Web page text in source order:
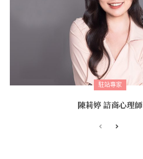
駐站專家
陳莉婷 諮商心理師